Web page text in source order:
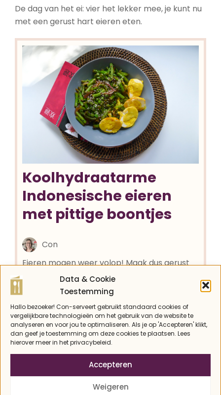
Data & Cookie
Toestemming
Hallo bezoeker! Con-serveert gebruikt standaard cookies of
vergelijkbare technologieën om het gebruik van de website te
analyseren en voor jou te optimaliseren. Als je op 'Accepteren' klikt,
dan geef je toestemming om deze cookies te plaatsen. Lees
hierover meer in het privacybeleid.
Accepteren
Weigeren
De dag van het ei: vier het lekker mee, je kunt nu
met een gerust hart eieren eten.
Koolhydraatarme
Indonesische eieren
met pittige boontjes
Con
Eieren mogen weer volop! Maak dus gerust
deze Indonesische eieren met pittige
boontjes erbij. Dat wordt smullen!
Recept afdrukken
Pin recept